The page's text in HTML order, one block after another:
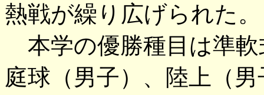
熱戦が繰り広げられた。
本学の優勝種目は準軟
庭球（男子）、陸上（